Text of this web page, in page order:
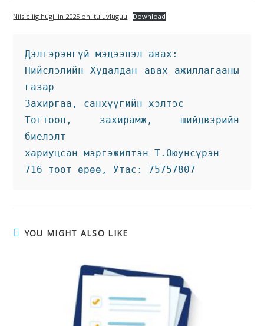
Niisleliig hugjliin 2025 oni tuluvluguu Download
Дэлгэрэнгүй мэдээлэл авах:
Нийслэлийн Худалдан авах ажиллагааны
газар
Захиргаа, санхүүгийн хэлтэс
Тогтоол, захирамж, шийдвэрийн
биелэлт
хариуцсан мэргэжилтэн Т.Оюунсүрэн
716 тоот өрөө, Утас: 75757807
YOU MIGHT ALSO LIKE